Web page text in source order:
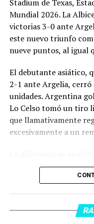
Stadium de Texas,
Mundial 2026. La
victorias 3-0 ante
este nuevo triunfo
nueve puntos, al igual
El debutante asiático,
2-1 ante Argelia, cerró
unidades. Argentina
Lo Celso tomó un tiro
que llamativamente
excesivamente a un
Lautaro Martínez
anotó su primer gol
dentro del área sobre
una segunda pelota